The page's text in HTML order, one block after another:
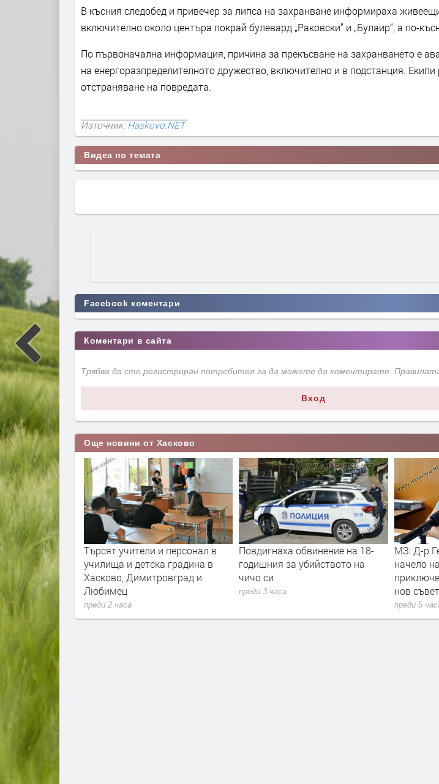
В късния следобед и привечер за липса на захранване информираха
включително около центъра покрай булевард „Раковски“ и „Булаир“, а по-
По първоначална информация, причина за прекъсване на захранването е
на енергоразпределителното дружество, включително и в подстанция. Екипи
отстраняване на повредата.
Източник:Haskovo.NET
Видеа по темата
Facebook коментари
Коментари в сайта
Трябва да сте регистриран потребител за да можете да коментирате.
Вход
Още новини от Хасково
загуба на
Търсят учители и персонал в
училища и детска градина в
Хасково, Димитровград и
Любимец
преди 2 часа
Повдигнаха обвинение на 18-
годишния за убийството на
чичо си
преди 3 часа
МЗ: Д-р
начело
нов
преди 5